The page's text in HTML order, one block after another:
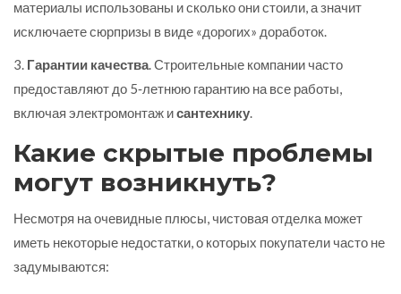
материалы использованы и сколько они стоили, а значит
исключаете сюрпризы в виде «дорогих» доработок.
3. Гарантии качества. Строительные компании часто
предоставляют до 5‑летнюю гарантию на все работы,
включая электромонтаж исантехнику.
Какие скрытые проблемы
могут возникнуть?
Несмотря на очевидные плюсы, чистовая отделка может
иметь некоторые недостатки, о которых покупатели часто не
задумываются: